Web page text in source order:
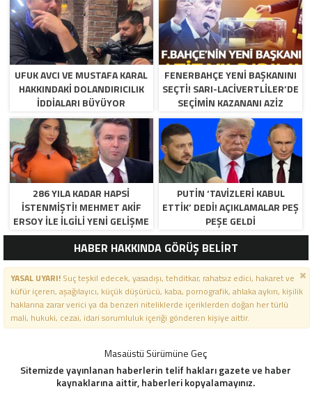
UFUK AVCI VE MUSTAFA KARAL
HAKKINDAKI DOLANDIRICILIK
İDDIALARI BÜYÜYOR
FENERBAHÇE YENI BAŞKANINI
SEÇTI! SARI-LACIVERTLILER’DE
SEÇIMIN KAZANANI AZIZ
YILDIRIM OLDU
286 YILA KADAR HAPSI
ISTENMIŞTI! MEHMET AKIF
ERSOY ILE ILGILI YENI GELIŞME
PUTIN ‘TAVIZLERI KABUL
ETTIK’ DEDI! AÇIKLAMALAR PEŞ
PEŞE GELDI
HABER HAKKINDA GÖRÜŞ BELİRT
YASAL UYARI!Suç teşkil edecek, yasadışı, tehditkar, rahatsız edici, hakaret ve
küfür içeren, aşağılayıcı, küçük düşürücü, kaba, pornografik, ahlaka aykırı, kişilik
haklarına zarar verici ya da benzeri niteliklerde içeriklerden doğan her türlü
mali, hukuki, cezai, idari sorumluluk içeriği gönderen kişiye aittir.
Masaüstü Sürümüne Geç
Sitemizde yayınlanan haberlerin telif hakları gazete ve haber
kaynaklarına aittir, haberleri kopyalamayınız.